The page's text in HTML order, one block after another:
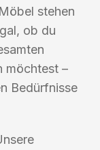
stehen
ob du
möchtest –
Bedürfnisse